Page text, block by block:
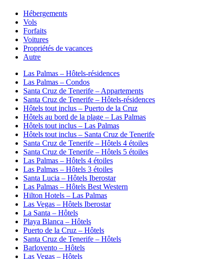
Hébergements
Vols
Forfaits
Voitures
Propriétés de vacances
Autre
Las Palmas – Hôtels-résidences
Las Palmas – Condos
Santa Cruz de Tenerife – Appartements
Santa Cruz de Tenerife – Hôtels-résidences
Hôtels tout inclus – Puerto de la Cruz
Hôtels au bord de la plage – Las Palmas
Hôtels tout inclus – Las Palmas
Hôtels tout inclus – Santa Cruz de Tenerife
Santa Cruz de Tenerife – Hôtels 4 étoiles
Santa Cruz de Tenerife – Hôtels 5 étoiles
Las Palmas – Hôtels 4 étoiles
Las Palmas – Hôtels 3 étoiles
Santa Lucia – Hôtels Iberostar
Las Palmas – Hôtels Best Western
Hilton Hotels – Las Palmas
Las Vegas – Hôtels Iberostar
La Santa – Hôtels
Playa Blanca – Hôtels
Puerto de la Cruz – Hôtels
Santa Cruz de Tenerife – Hôtels
Barlovento – Hôtels
Las Vegas – Hôtels